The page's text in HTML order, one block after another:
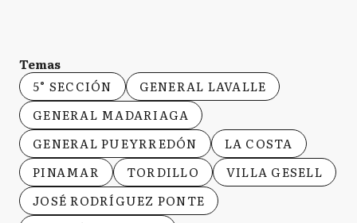
Temas
5° SECCIÓN
GENERAL LAVALLE
GENERAL MADARIAGA
GENERAL PUEYRREDÓN
LA COSTA
PINAMAR
TORDILLO
VILLA GESELL
JOSÉ RODRÍGUEZ PONTE